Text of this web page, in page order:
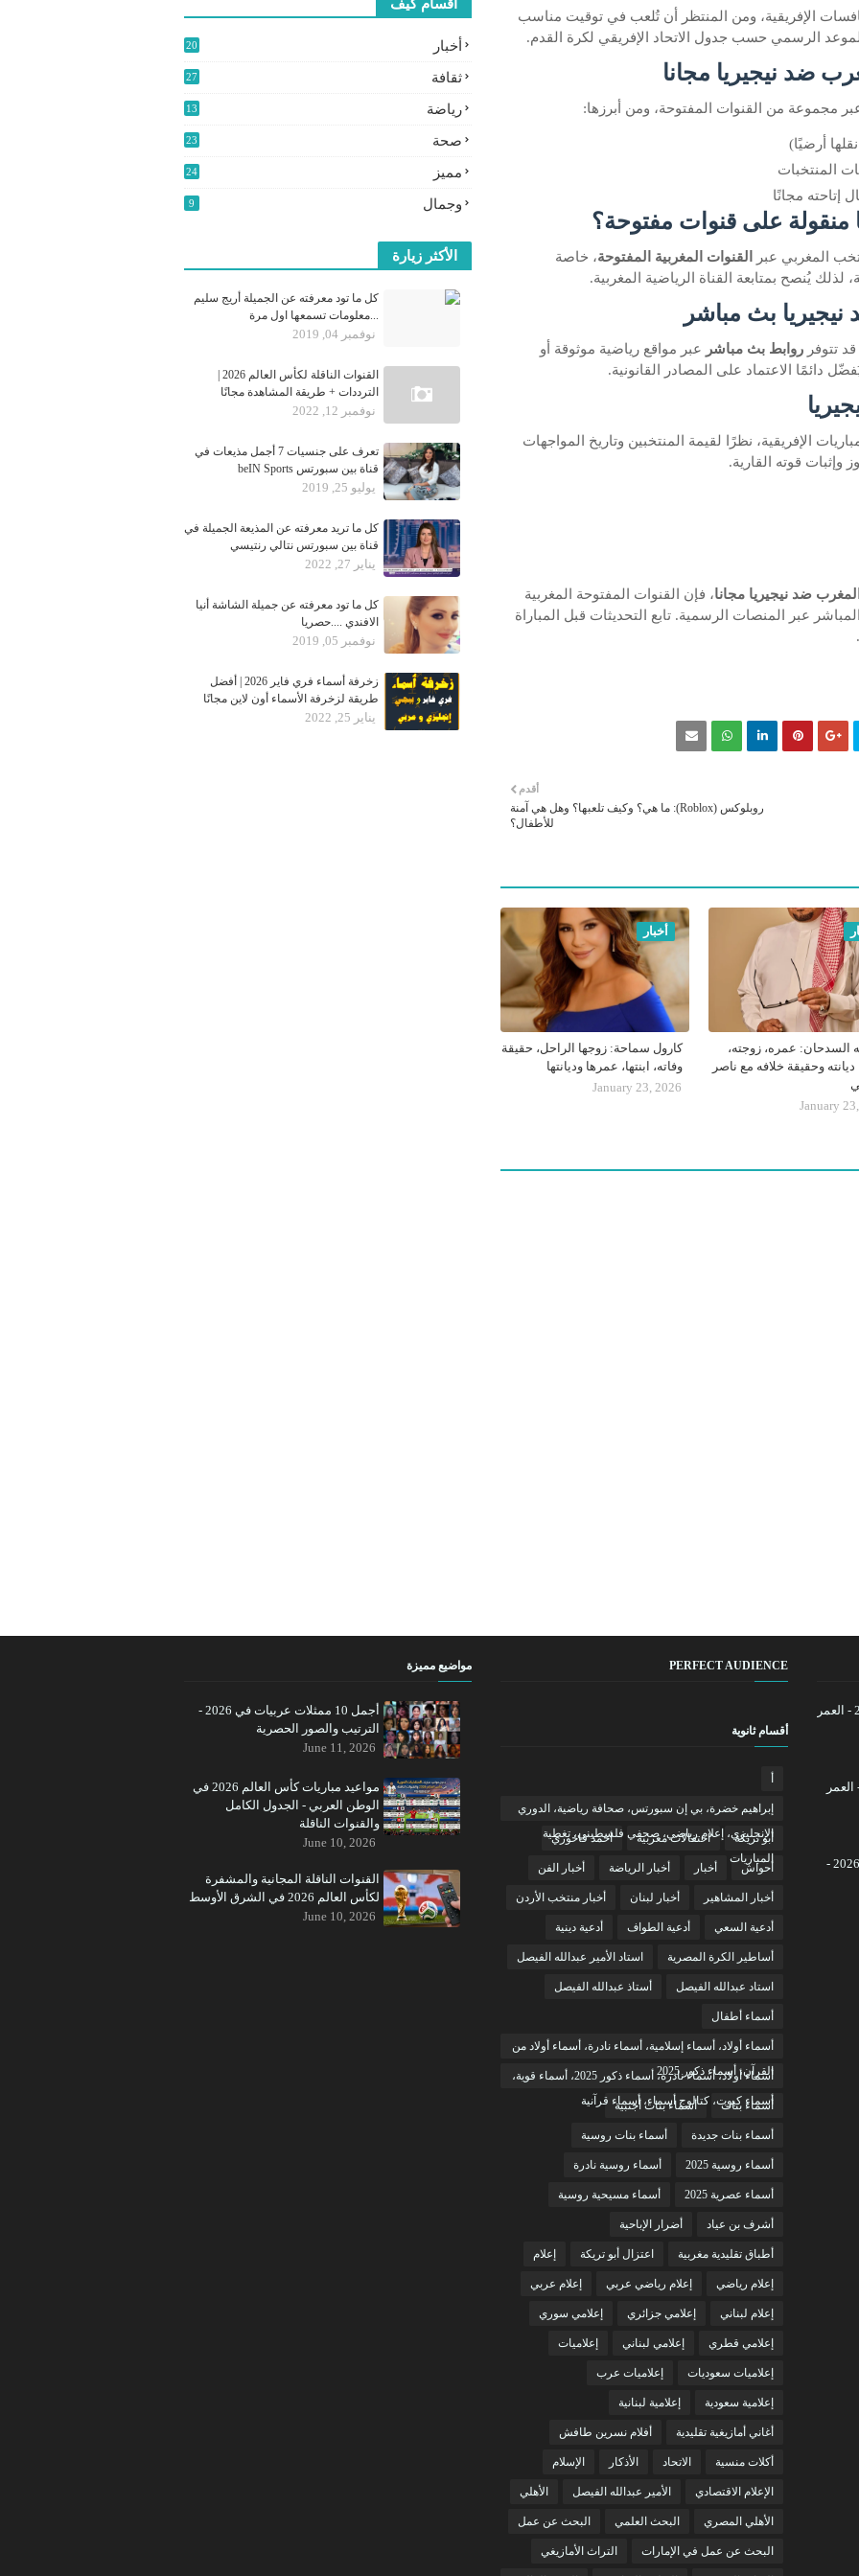
الإفريقية، ومن المنتظر أن تُلعب في توقيت مناسب
الرسمي حسب جدول الاتحاد الإفريقي لكرة القدم.
ضد نيجيريا مجانا
مجموعة من القنوات المفتوحة، ومن أبرزها:
أرضيًا)
المنتخبات
إتاحته مجانًا
منقولة على قنوات مفتوحة؟
المغربي عبر القنوات المغربية المفتوحة، خاصة
لذلك يُنصح بمتابعة القناة الرياضية المغربية.
بث مباشر
تتوفر روابط بث مباشر عبر مواقع رياضية موثوقة أو
دائمًا الاعتماد على المصادر القانونية.
الإفريقية، نظرًا لقيمة المنتخبين وتاريخ المواجهات
قوته القارية.
المغرب ضد نيجيريا مجانا، فإن القنوات المفتوحة المغربية
عبر المنصات الرسمية. تابع التحديثات قبل المباراة
أقدم
روبلوكس (Roblox): ما هي؟ وكيف تلعبها؟ وهل هي آمنة
للأطفال؟
السدحان: عمره، زوجته،
ديانته وحقيقة خلافه مع ناصر
January
أخبار
كارول سماحة: زوجها الراحل، حقيقة
وفاته، ابنتها، عمرها وديانتها
January 23, 2026
أقسام كيف
أخبار
20
ثقافة
27
رياضة
13
صحة 23
مميز
24
وجمال 9
الأكثر زيارة
كل ما تود معرفته عن الجميلة أريج سليم
...معلومات تسمعها اول مرة
نوفمبر 04, 2019
الترددات + طريقة المشاهدة مجانًا
نوفمبر 12, 2022
تعرف على جنسيات 7 أجمل مذيعات في
قناة بين سبورتس beIN Sports
يوليو 25, 2019
كل ما تريد معرفته عن المذيعة الجميلة في
قناة بين سبورتس نتالي رنتيسي
يناير 27, 2022
كل ما تود معرفته عن جميلة الشاشة أنيا
الافندي ....حصريا
نوفمبر 05, 2019
زخرفة أسماء فري فاير 2026 | أفضل
طريقة لزخرفة الأسماء أون لاين مجانًا
يناير 25, 2022
كم عمر ليونيل ميسي في 2026 - العمر
محمد صلاح في 2026 - العمر
كم عمر كريستيانو رونالدو في 2026 -
PERFECT AUDIENCE
أقسام ثانوية
إبراهيم خضرة، بي إن سبورتس، صحافة رياضية، الدوري
الإنجليزي، إعلام رياضي، صحفي فلسطيني، تغطية
المباريات
أبو تريكة احتفالات مغربية أحمد فاخوري
أحواش أخبار أخبار الرياضة أخبار الفن
أخبار المشاهير أخبار لبنان أخبار منتخب الأردن
أدعية السعي أدعية الطواف أدعية دينية
أساطير الكرة المصرية استاد الأمير عبدالله الفيصل
استاد عبدالله الفيصل أستاذ عبدالله الفيصل
أسماء أطفال
أسماء أولاد، أسماء إسلامية، أسماء نادرة، أسماء أولاد من
القرآن، أسماء ذكور 2025
أسماء أولاد، أسماء نادرة، أسماء ذكور 2025، أسماء قوية،
أسماء كيوت، كتالوج أسماء، أسماء قرآنية
أسماء بنات أسماء بنات أجنبية
أسماء بنات جديدة أسماء بنات روسية
أسماء روسية 2025 أسماء روسية نادرة
أسماء عصرية 2025 أسماء مسيحية روسية
أشرف بن عياد أضرار الإباحية
أطباق تقليدية مغربية اعتزال أبو تريكة إعلام
إعلام رياضي إعلام رياضي عربي إعلام عربي
إعلام لبناني إعلامي جزائري إعلامي سوري
إعلامي قطري إعلامي لبناني إعلاميات
إعلاميات سعوديات إعلاميات عرب
إعلامية سعودية إعلامية لبنانية
أغاني أمازيغية تقليدية أفلام نسرين طافش
أكلات منسية الاتحاد الأذكار الإسلام
الإعلام الاقتصادي الأمير عبدالله الفيصل الأهلي
الأهلي المصري البحث العلمي البحث عن عمل
البحث عن عمل في الإمارات التراث الأمازيغي
مواضيع مميزة
أجمل 10 ممثلات عربيات في 2026 -
الترتيب والصور الحصرية
June 11, 2026
مواعيد مباريات كأس العالم 2026 في
الوطن العربي - الجدول الكامل
والقنوات الناقلة
June 10, 2026
القنوات الناقلة المجانية والمشفرة
لكأس العالم 2026 في الشرق الأوسط
June 10, 2026